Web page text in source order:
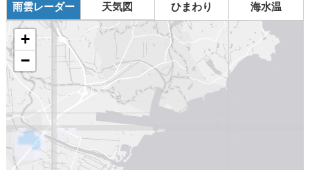
雨雲レーダー 天気図 ひまわり 海水温
+
−